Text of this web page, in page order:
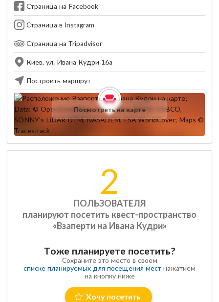
Страница на Facebook
Страница в Instagram
Страница на Tripadvisor
Киев, ул. Ивана Кудри 16а
Построить маршрут
Посмотреть на карте
2
ПОЛЬЗОВАТЕЛЯ
планируют посетить квест-пространство
«Взаперти на Ивана Кудри»
Тоже планируете посетить?
Сохраните это место в своем
списке планируемых для посещения мест нажатием
на кнопку ниже
Хочу посетить